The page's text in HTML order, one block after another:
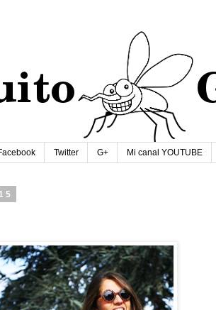
Twitter G+ Mi canal YOUTUBE